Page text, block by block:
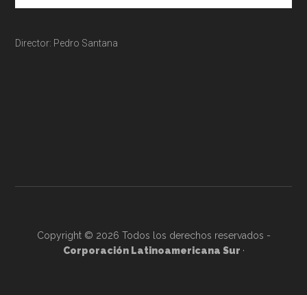
Director: Pedro Santana
Copyright © 2026 Todos los derechos reservados -
Corporación Latinoamericana Sur ·